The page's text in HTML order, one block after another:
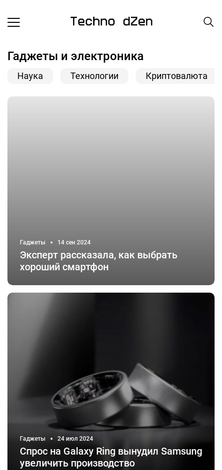
Гаджеты и электроника
Наука Технологии Криптовалюта
Гаджеты 14 сен 2024
Эксперт рассказала, как выбрать
хороший смартфон
Гаджеты 24 июл 2024
Спрос на Galaxy Ring вынудил Samsung
увеличить производство